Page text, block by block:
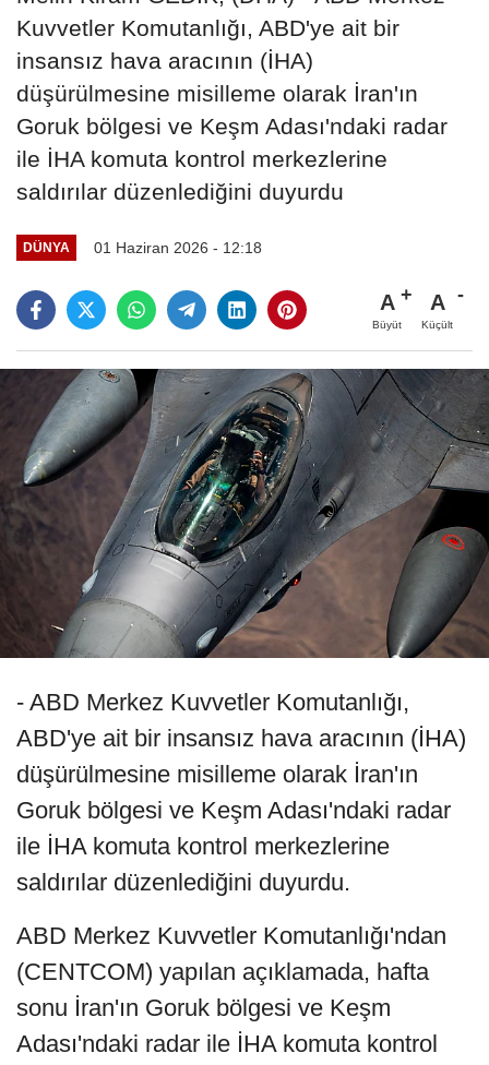
Kuvvetler Komutanlığı, ABD'ye ait bir
insansız hava aracının (İHA)
düşürülmesine misilleme olarak İran'ın
Goruk bölgesi ve Keşm Adası'ndaki radar
ile İHA komuta kontrol merkezlerine
saldırılar düzenlediğini duyurdu
DÜNYA 01 Haziran 2026 - 12:18
A
Büyüt
A
Küçült
- ABD Merkez Kuvvetler Komutanlığı,
ABD'ye ait bir insansız hava aracının (İHA)
düşürülmesine misilleme olarak İran'ın
Goruk bölgesi ve Keşm Adası'ndaki radar
ile İHA komuta kontrol merkezlerine
saldırılar düzenlediğini duyurdu.
ABD Merkez Kuvvetler Komutanlığı'ndan
(CENTCOM) yapılan açıklamada, hafta
sonu İran'ın Goruk bölgesi ve Keşm
Adası'ndaki radar ile İHA komuta kontrol